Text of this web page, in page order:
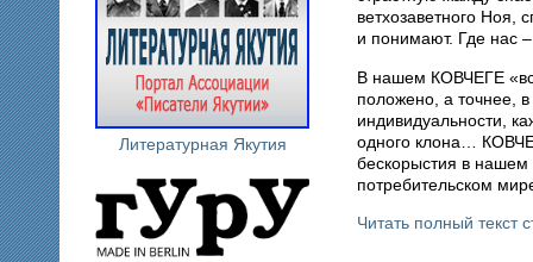
Литературная Якутия
ветхозаветного Ноя,
и понимают. Где нас
В нашем КОВЧЕГЕ
положено, а точнее,
индивидуальности,
одного клона…
бескорыстия в
потребительском
Читать полный текст